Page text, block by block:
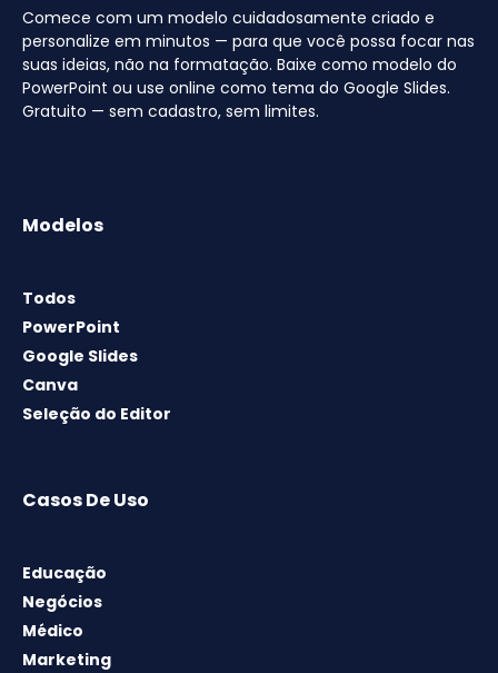
Comece com um modelo cuidadosamente criado e
personalize em minutos — para que você possa focar nas
suas ideias, não na formatação. Baixe como modelo do
PowerPoint ou use online como tema do Google Slides.
Gratuito — sem cadastro, sem limites.
Modelos
Todos
PowerPoint
Google Slides
Canva
Seleção do Editor
Casos De Uso
Educação
Negócios
Médico
Marketing